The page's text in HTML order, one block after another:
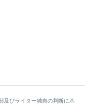
及びライター独自の判断に基